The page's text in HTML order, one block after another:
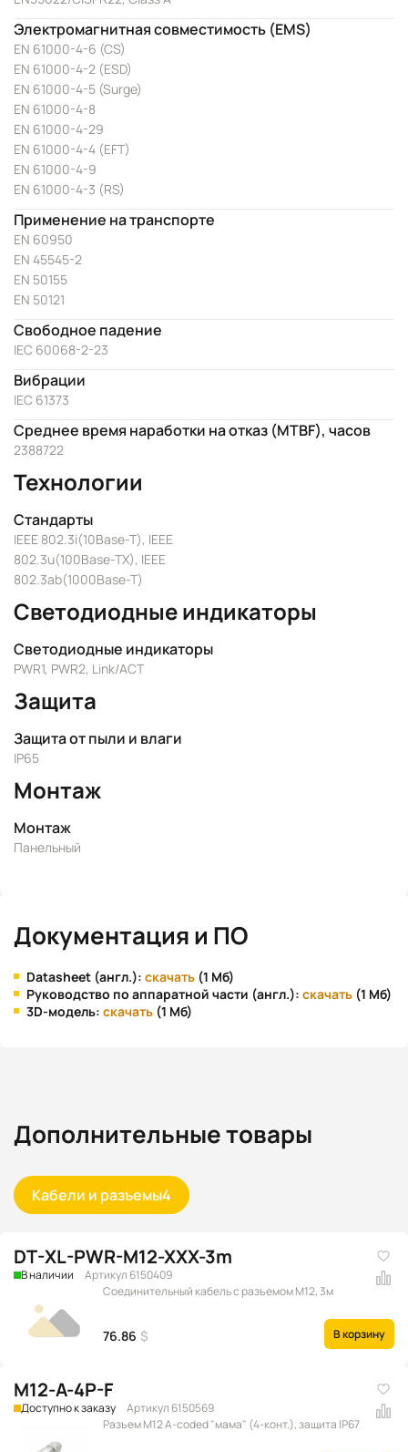
Электромагнитная совместимость (EMS)
EN 61000-4-6 (CS)
EN 61000-4-2 (ESD)
EN 61000-4-5 (Surge)
EN 61000-4-8
EN 61000-4-29
EN 61000-4-4 (EFT)
EN 61000-4-9
EN 61000-4-3 (RS)
Применение на транспорте
EN 60950
EN 45545-2
EN 50155
EN 50121
Свободное падение
IEC 60068-2-23
Вибрации
IEC 61373
Среднее время наработки на отказ (MTBF), часов
2388722
Технологии
Стандарты
IEEE 802.3i(10Base-T), IEEE
802.3u(100Base-TX), IEEE
802.3ab(1000Base-T)
Светодиодные индикаторы
Светодиодные индикаторы
PWR1, PWR2, Link/ACT
Защита
Защита от пыли и влаги
IP65
Монтаж
Монтаж
Панельный
Документация и ПО
Datasheet (англ.): скачать (1 Мб)
Руководство по аппаратной части (англ.): скачать (1 Мб)
3D-модель: скачать (1 Мб)
Дополнительные товары
Кабели и разъемы4
DT-XL-PWR-M12-XXX-3m
В наличии
Артикул 6150409
Соединительный кабель с разъемом M12, 3м
76.86 $ В корзину
M12-A-4P-F
Доступно к заказу
Артикул 6150569
Разъем M12 A-coded "мама" (4-конт.), защита IP67